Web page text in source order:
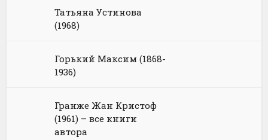
Татьяна Устинова
(1968)
Горький Максим (1868-
1936)
Гранже Жан Кристоф
(1961) – все книги
автора